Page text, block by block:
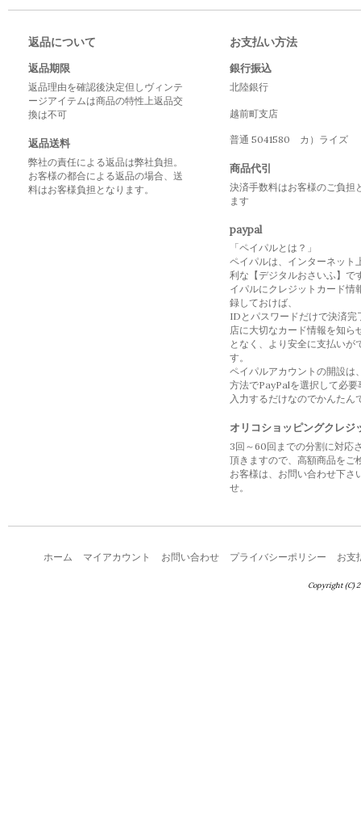
返品について
返品期限
返品理由を確認後決定但しヴィンテ
ージアイテムは商品の特性上返品交
換は不可
返品送料
弊社の責任による返品は弊社負担。
お客様の都合による返品の場合、送
料はお客様負担となります。
お支払い方法
銀行振込
北陸銀行
越前町支店
普通 5041580 カ）ライズ
商品代引
決済手数料はお客様のご負担
ます
paypal
「ペイパルとは？」
ペイパルは、インターネット
利な【デジタルおさいふ】で
イパルにクレジットカード情
録しておけば、
IDとパスワードだけで決済完
店に大切なカード情報を知ら
となく、より安全に支払いが
す。
ペイパルアカウントの開設は
方法でPayPalを選択して必要
入力するだけなのでかんたん
オリコショッピングクレジ
3回～60回までの分割に対応
頂きますので、高額商品をご
お客様は、お問い合わせ下さ
せ。
ホーム マイアカウント お問い合わせ プライバシーポリシー お支
Copyright (C)